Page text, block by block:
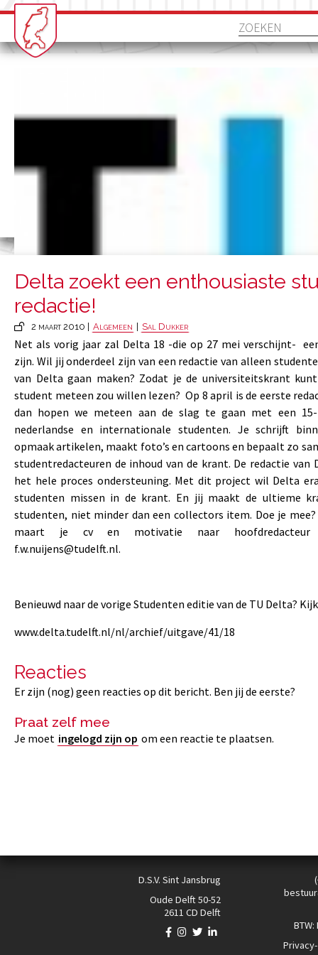
Delta zoekt een enthousiaste
redactie!
2 maart 2010 | Algemeen | Sal Dukker
Net als vorig jaar zal Delta 18 -die op 27 mei verschijnt-
zijn. Wil jij onderdeel zijn van een redactie van alleen
van Delta gaan maken? Zodat je de universiteitskrant
student meteen zou willen lezen? Op 8 april is de eerste
dan hopen we meteen aan de slag te gaan met een
nederlandse en internationale studenten. Je schrijft
opmaak artikelen, maakt foto’s en cartoons en bepaalt zo
studentredacteuren de inhoud van de krant. De redactie van
het hele proces ondersteuning. Met dit project wil Delta
studenten missen in de krant. En jij maakt de ultieme
studenten, niet minder dan een collectors item. Doe je
maart je cv en motivatie naar hoofdredacteur
f.w.nuijens@tudelft.nl.
Benieuwd naar de vorige Studenten editie van de TU Delta?
www.delta.tudelft.nl/nl/archief/uitgave/41/18
Reacties
Er zijn (nog) geen reacties op dit bericht. Ben jij de eerste?
Praat zelf mee
Je moet ingelogd zijn op om een reactie te plaatsen.
D.S.V. Sint Jansbrug
Oude Delft 50-52
2611 CD Delft